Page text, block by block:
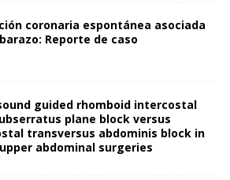
coronaria espontánea asociada
Reporte de caso
guided rhomboid intercostal
plane block versus
transversus abdominis block in
abdominal surgeries